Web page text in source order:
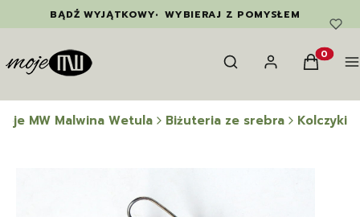
BĄDŹ WYJĄTKOWY• WYBIERAJ Z POMYSŁEM
Otwórz wyszukiwarkę
Szukaj Zaloguj sięKoszyk
MW Malwina Wetula Biżuteria ze srebra Kolczyki